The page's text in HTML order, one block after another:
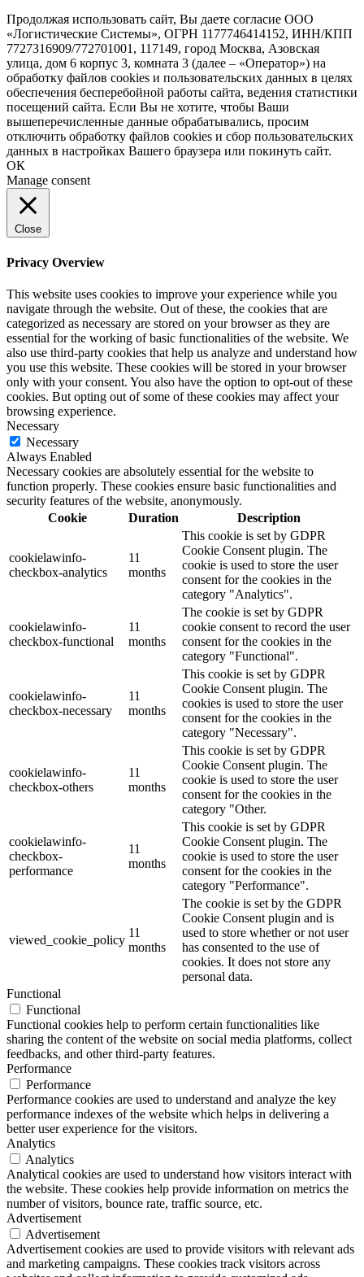
Продолжая использовать сайт, Вы даете согласие ООО
«Логистические Системы», ОГРН 1177746414152, ИНН/КПП
7727316909/772701001, 117149, город Москва, Азовская
улица, дом 6 корпус 3, комната 3 (далее – «Оператор») на
обработку файлов cookies и пользовательских данных в целях
обеспечения бесперебойной работы сайта, ведения статистики
посещений сайта. Если Вы не хотите, чтобы Ваши
вышеперечисленные данные обрабатывались, просим
отключить обработку файлов cookies и сбор пользовательских
данных в настройках Вашего браузера или покинуть сайт.
ОК
Manage consent
Close
Privacy Overview
This website uses cookies to improve your experience while you
navigate through the website. Out of these, the cookies that are
categorized as necessary are stored on your browser as they are
essential for the working of basic functionalities of the website. We
also use third-party cookies that help us analyze and understand how
you use this website. These cookies will be stored in your browser
only with your consent. You also have the option to opt-out of these
cookies. But opting out of some of these cookies may affect your
browsing experience.
Necessary
Necessary
Always Enabled
Necessary cookies are absolutely essential for the website to
function properly. These cookies ensure basic functionalities and
security features of the website, anonymously.
Cookie
Duration Description
cookielawinfo-
checkbox-analytics
11
months
This cookie is set by GDPR
Cookie Consent plugin. The
cookie is used to store the user
consent for the cookies in the
category "Analytics".
cookielawinfo-
checkbox-functional
11
months
The cookie is set by GDPR
cookie consent to record the user
consent for the cookies in the
category "Functional".
cookielawinfo-
checkbox-necessary
11
months
This cookie is set by GDPR
Cookie Consent plugin. The
cookies is used to store the user
consent for the cookies in the
category "Necessary".
cookielawinfo-
checkbox-others
11
months
This cookie is set by GDPR
Cookie Consent plugin. The
cookie is used to store the user
consent for the cookies in the
category "Other.
cookielawinfo-
checkbox-
performance
11
months
This cookie is set by GDPR
Cookie Consent plugin. The
cookie is used to store the user
consent for the cookies in the
category "Performance".
viewed_cookie_policy
11
months
The cookie is set by the GDPR
Cookie Consent plugin and is
used to store whether or not user
has consented to the use of
cookies. It does not store any
personal data.
Functional
Functional
Functional cookies help to perform certain functionalities like
sharing the content of the website on social media platforms, collect
feedbacks, and other third-party features.
Performance
Performance
Performance cookies are used to understand and analyze the key
performance indexes of the website which helps in delivering a
better user experience for the visitors.
Analytics
Analytics
Analytical cookies are used to understand how visitors interact with
the website. These cookies help provide information on metrics the
number of visitors, bounce rate, traffic source, etc.
Advertisement
Advertisement
Advertisement cookies are used to provide visitors with relevant ads
and marketing campaigns. These cookies track visitors across